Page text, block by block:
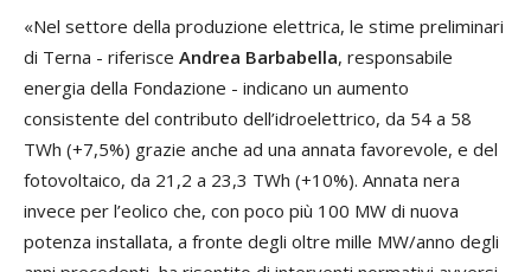
«Nel settore della produzione elettrica, le stime preliminari
di Terna - riferisce Andrea Barbabella, responsabile
energia della Fondazione - indicano un aumento
consistente del contributo dell’idroelettrico, da 54 a 58
TWh (+7,5%) grazie anche ad una annata favorevole, e del
fotovoltaico, da 21,2 a 23,3 TWh (+10%). Annata nera
invece per l’eolico che, con poco più 100 MW di nuova
potenza installata, a fronte degli oltre mille MW/anno degli